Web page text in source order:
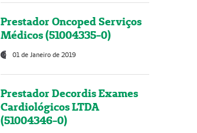
Prestador Oncoped Serviços
Médicos (51004335-0)
01 de Janeiro de 2019
Prestador Decordis Exames
Cardiológicos LTDA
(51004346-0)